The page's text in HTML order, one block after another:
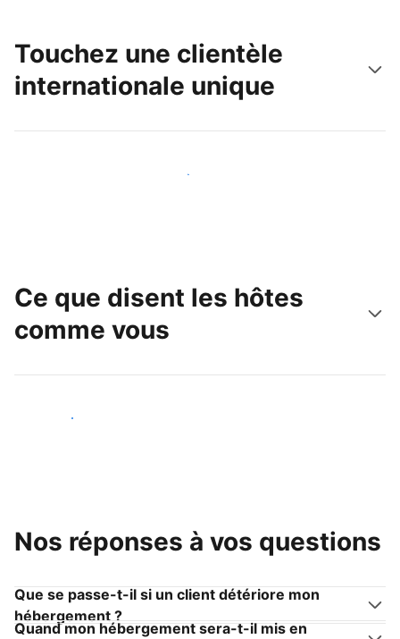
Touchez une clientèle
internationale unique
Touchez une nouvelle clientèle dès aujourd'hui
Ce que disent les hôtes
comme vous
Devenir hôte
Nos réponses à vos questions
Que se passe-t-il si un client détériore mon
hébergement ?
Quand mon hébergement sera-t-il mis en